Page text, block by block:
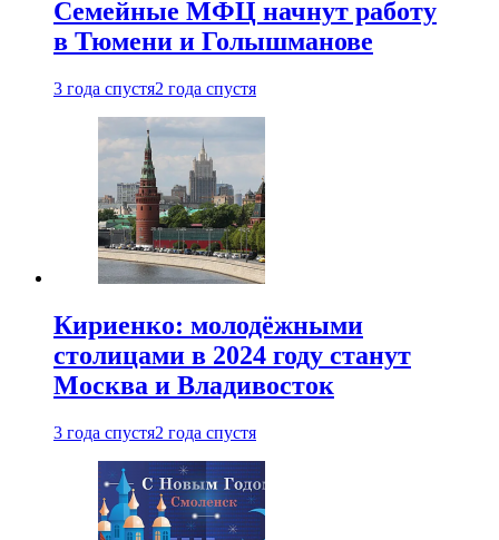
Семейные МФЦ начнут работу
в Тюмени и Голышманове
3 года спустя2 года спустя
Кириенко: молодёжными
столицами в 2024 году станут
Москва и Владивосток
3 года спустя2 года спустя